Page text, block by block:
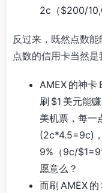
2c（$200/
反过来，既然点数
点数的信用卡当然
AMEX 的神卡
刷 $1 美元能
美机票，每一
(2c*4.5=9c)
9%（9c/
愿意么？
而刷 AMEX 的